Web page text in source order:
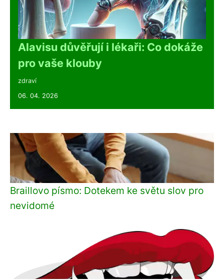
Alavisu důvěřují i lékaři: Co dokáže
pro vaše klouby
zdraví
06. 04. 2026
Braillovo písmo: Dotekem ke světu slov pro
nevidomé